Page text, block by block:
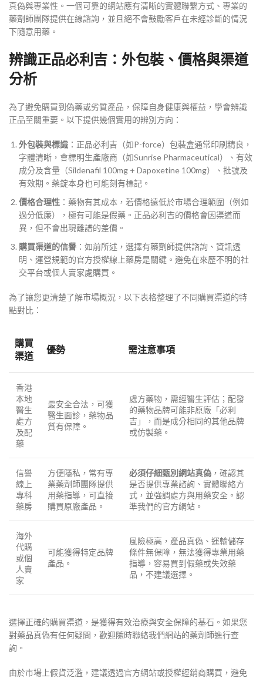
真偽與專業性。一個可靠的網站應有清晰的實體聯繫方式、專業的
藥劑師團隊提供在線諮詢，並且絕不會鼓勵客戶在未經診斷的情況
下隨意用藥。
辨識正品必利吉：外包裝、價格與渠道
分析
為了避免購買到偽藥或劣質產品，保障自身健康與權益，學會辨識
正品至關重要。以下提供幾個實用的辨別方向：
外包裝與標識 ：正品必利吉（如P-force）包裝盒通常印刷精良，
字體清晰，會標明生產廠商（如Sunrise Pharmaceutical）、有效
成分及含量（Sildenafil 100mg + Dapoxetine 100mg）、批號及
有效期。藥錠本身也可能刻有標記。
價格合理性 ：藥物有其成本，若價格遠低於市場合理範圍（例如
過分低廉），極有可能是假藥。正品必利吉的價格會因渠道而
異，但不會出現離譜的差價。
購買渠道的信譽 ：如前所述，選擇有藥劑師提供諮詢、資訊透
明、運營規範的官方授權線上藥房是關鍵。避免在來歷不明的社
交平台或個人賣家處購買。
為了讓您更清楚了解市場概況，以下表格整理了不同購買渠道的特
點對比：
購買
渠道
優勢 需注意事項
香港
本地
醫生
處方
及配
藥
最安全合法，可獲
醫生面診，藥物品
質有保障。
處方藥物，需經醫生評估；配發
的藥物品牌可能非原廠「必利
吉」，而是成分相同的其他品牌
或仿製藥。
信譽
線上
專科
藥房
方便隱私，常有專
業藥劑師團隊提供
用藥指導，可直接
購買原廠產品。
必須仔細甄別網站真偽 ，確認其
是否提供專業諮詢、實體聯絡方
式，並強調處方與用藥安全。認
準我們的官方網站。
海外
代購
或個
人賣
家
可能獲得特定品牌
產品。
風險極高，產品真偽、運輸儲存
條件無保障，無法獲得專業用藥
指導，容易買到假藥或失效藥
品，不建議選擇。
選擇正確的購買渠道，是獲得有效治療與安全保障的基石。如果您
對藥品真偽有任何疑問，歡迎隨時聯絡我們網站的藥劑師進行查
詢。
由於市場上假貨泛濫，建議透過官方網站或授權經銷商購買，避免